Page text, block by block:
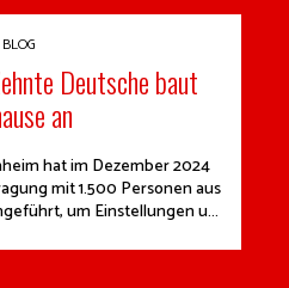
BLOG
Deutsche baut
an
hat im Dezember 2024
mit 1.500 Personen aus
um Einstellungen u...